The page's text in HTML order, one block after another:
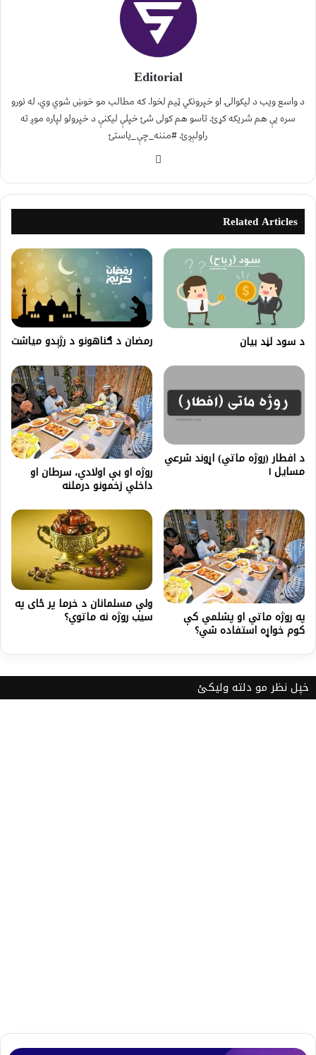
Editorial
د واسع ویب د لیکوالۍ او خپرونکي ټیم لخوا. که مطالب مو خوښ شوي وي، له نورو
سره یې هم شریکه کړئ. تاسو هم کولی شئ خپلې لیکنې د خپرولو لپاره موږ ته
راولېږئ. #مننه_چې_یاستئ
Related Articles
د سود لڼد بيان رمضان د ګناهونو د رژېدو میاشت
د افطار (روژه ماتي) اړوند شرعي
مسایل ۱ روژه او بې اولادي، سرطان او
داخلي زخمونو درملنه
په روژه ماتي او پشلمي کې
کوم خواړه استفاده شي؟
ولې مسلمانان د خرما پر ځای په
سیب روژه نه ماتوي؟
خپل نظر مو دلته ولیکئ